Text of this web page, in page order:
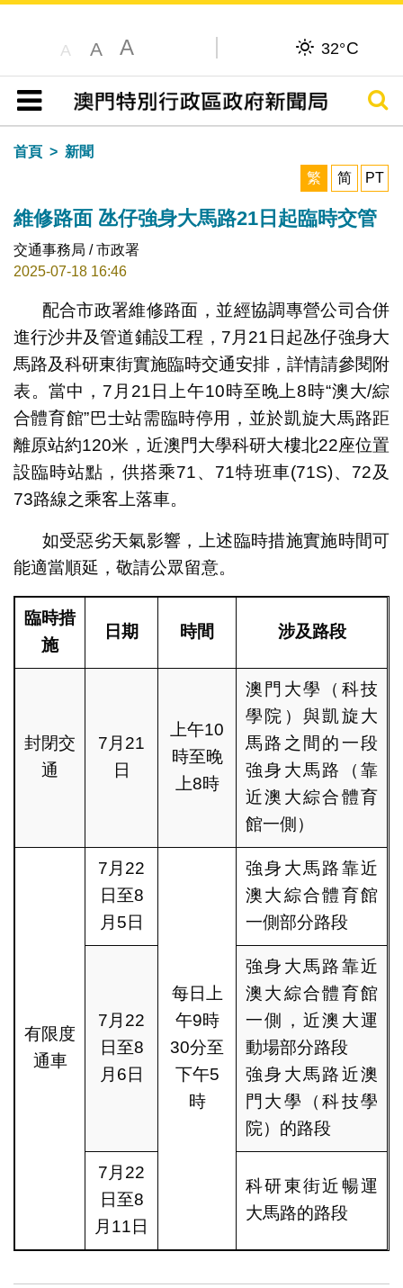
A A A 32°C
目錄
搜尋
首頁
新聞
繁
简 PT
維修路面 氹仔強身大馬路21日起臨時交管
交通事務局 / 市政署
2025-07-18 16:46
配合市政署維修路面，並經協調專營公司合併
進行沙井及管道鋪設工程，7月21日起氹仔強身大
馬路及科研東街實施臨時交通安排，詳情請參閱附
表。當中，7月21日上午10時至晚上8時“澳大/綜
合體育館”巴士站需臨時停用，並於凱旋大馬路距
離原站約120米，近澳門大學科研大樓北22座位置
設臨時站點，供搭乘71、71特班車(71S)、72及
73路線之乘客上落車。
如受惡劣天氣影響，上述臨時措施實施時間可
能適當順延，敬請公眾留意。
臨時措
施
日期 時間 涉及路段
封閉交
通
7月21
日
上午10
時至晚
上8時
澳門大學（科技
學院）與凱旋大
馬路之間的一段
強身大馬路（靠
近澳大綜合體育
館一側）
有限度
通車
7月22
日至8
月5日
每日上
午9時
30分至
下午5
時
強身大馬路靠近
澳大綜合體育館
一側部分路段
7月22
日至8
月6日
強身大馬路靠近
澳大綜合體育館
一側，近澳大運
動場部分路段
強身大馬路近澳
門大學（科技學
院）的路段
7月22
日至8
月11日
科研東街近暢運
大馬路的路段